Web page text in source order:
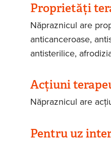
Proprietăți
Năpraznicul are
anticanceroase,
antisterilice,
Acțiuni
Năpraznicul are
Pentru uz